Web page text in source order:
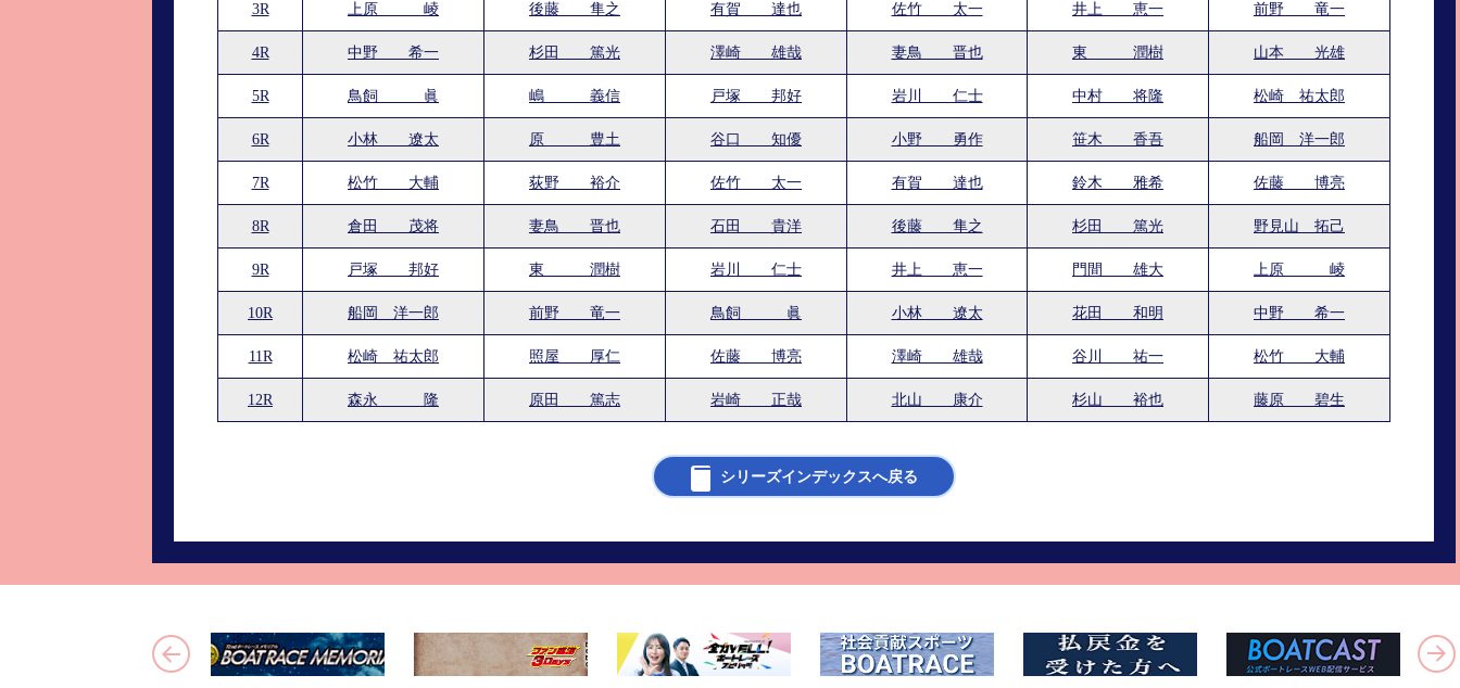
3R 上原 崚 後藤 隼之 有賀 達也 佐竹 太一 井上 恵一 前野 竜一
4R 中野 希一 杉田 篤光 澤崎 雄哉 妻鳥 晋也 東 潤樹 山本 光雄
5R 鳥飼 眞 嶋 義信 戸塚 邦好 岩川 仁士 中村 将隆 松崎 祐太郎
6R 小林 遼太 原 豊土 谷口 知優 小野 勇作 笹木 香吾 船岡 洋一郎
7R 松竹 大輔 荻野 裕介 佐竹 太一 有賀 達也 鈴木 雅希 佐藤 博亮
8R 倉田 茂将 妻鳥 晋也 石田 貴洋 後藤 隼之 杉田 篤光 野見山 拓己
9R 戸塚 邦好 東 潤樹 岩川 仁士 井上 恵一 門間 雄大 上原 崚
10R 船岡 洋一郎 前野 竜一 鳥飼 眞 小林 遼太 花田 和明 中野 希一
11R 松崎 祐太郎 照屋 厚仁 佐藤 博亮 澤崎 雄哉 谷川 祐一 松竹 大輔
12R 森永 隆 原田 篤志 岩崎 正哉 北山 康介 杉山 裕也 藤原 碧生
シリーズインデックスへ戻る